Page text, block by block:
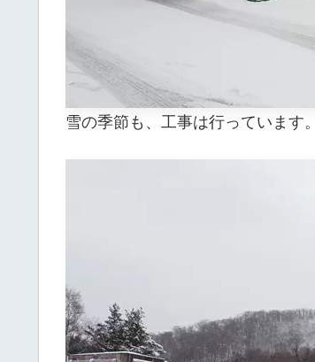
雪の季節も、工事は行っています。